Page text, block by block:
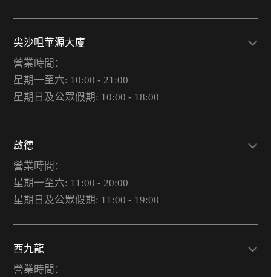
尖沙咀華源大廈
營業時間：
星期一至六: 10:00 - 21:00
星期日及公眾假期: 10:00 - 18:00
啟德
營業時間：
星期一至六: 11:00 - 20:00
星期日及公眾假期: 11:00 - 19:00
西九龍
營業時間：